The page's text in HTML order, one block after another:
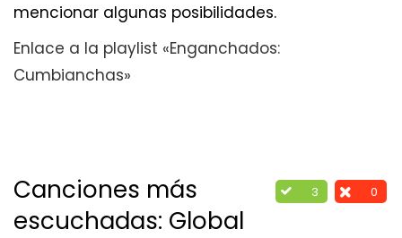
mencionar algunas posibilidades.
Enlace a la playlist «Enganchados:
Cumbianchas»
3 0
Canciones más
escuchadas: Global